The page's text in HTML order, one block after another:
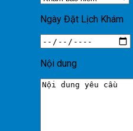
Ngày Đặt Lịch Khám
Nội dung